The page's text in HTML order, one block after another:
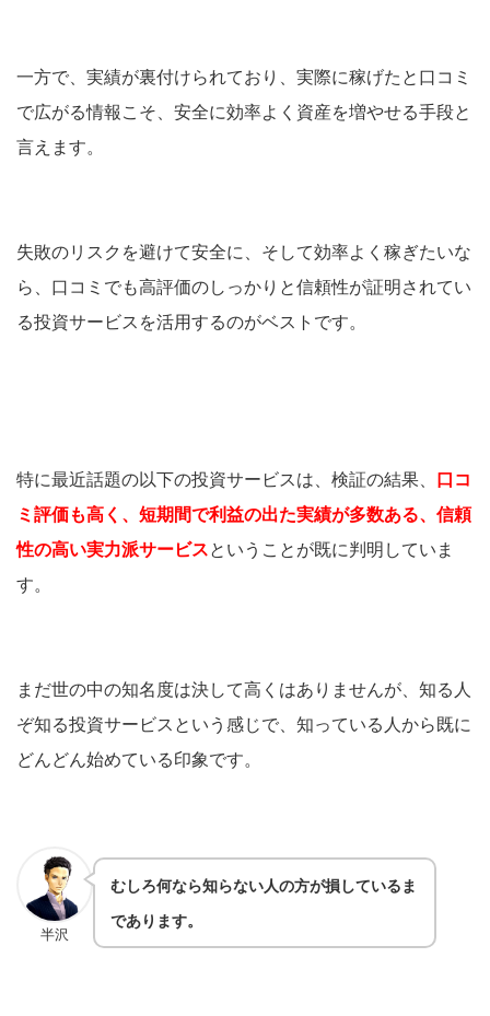
一方で、実績が裏付けられており、実際に稼げたと口コミ
で広がる情報こそ、安全に効率よく資産を増やせる手段と
言えます。
失敗のリスクを避けて安全に、そして効率よく稼ぎたいな
ら、口コミでも高評価のしっかりと信頼性が証明されてい
る投資サービスを活用するのがベストです。
特に最近話題の以下の投資サービスは、 検証の結果、
口コ
ミ評価も高く、短期間で利益の出た実績が多数ある、信頼
性の高い実力派サービスということが既に判明していま
す。
まだ世の中の知名度は決して高くはありませんが、知る人
ぞ知る投資サービスという感じで、知っている人から既に
どんどん始めている印象です。
半沢
むしろ何なら知らない人の方が損しているま
であります。